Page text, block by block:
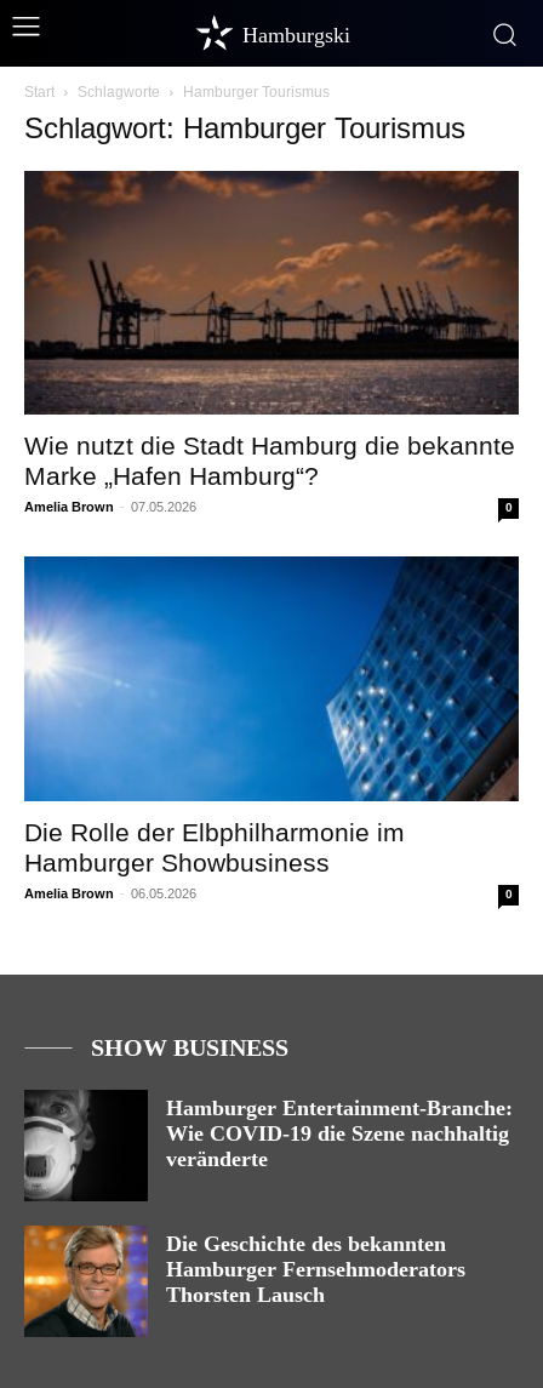
Hamburgski
Start Schlagworte Hamburger Tourismus
Schlagwort: Hamburger Tourismus
Wie nutzt die Stadt Hamburg die bekannte
Marke „Hafen Hamburg“?
Amelia Brown - 07.05.2026 0
Die Rolle der Elbphilharmonie im
Hamburger Showbusiness
Amelia Brown - 06.05.2026 0
SHOW BUSINESS
Hamburger Entertainment-Branche:
Wie COVID-19 die Szene nachhaltig
veränderte
Die Geschichte des bekannten
Hamburger Fernsehmoderators
Thorsten Lausch